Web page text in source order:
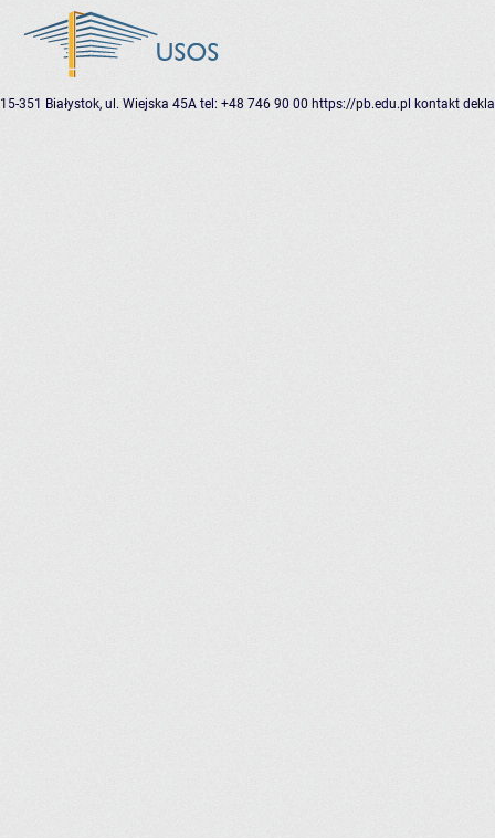
15-351 Białystok, ul. Wiejska 45A tel: +48 746 90 00 https://pb.edu.pl kontakt